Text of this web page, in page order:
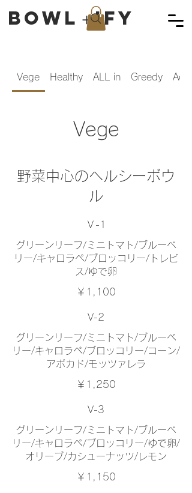
Bowl＋ify
Vege Healthy ALL in Greedy Acai
Vege
野菜中心のヘルシーボウ
ル
Ｖ-1
グリーンリーフ/ミニトマト/ブルーベ
リー/キャロラペ/ブロッコリー/トレビ
ス/ゆで卵
￥1,100
V-2
グリーンリーフ/ミニトマト/ブルーベ
リー/キャロラペ/ブロッコリー/コーン/
アボカド/モッツァレラ
￥1,250
V-3
グリーンリーフ/ミニトマト/ブルーベ
リー/キャロラペ/ブロッコリー/ゆで卵/
オリーブ/カシューナッツ/レモン
￥1,150